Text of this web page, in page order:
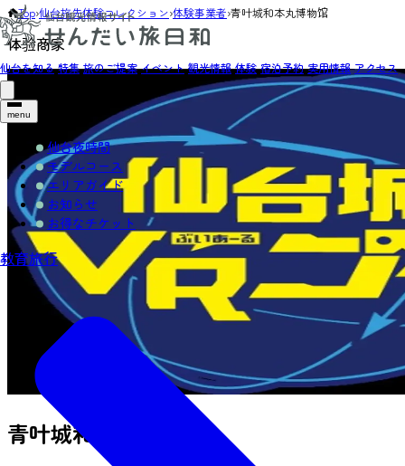
仙台を知る 特集 旅のご提案 イベント 観光情報 体験 宿泊予約 実用情報 アクセス
menu
仙台夜時間
モデルコース
エリアガイド
お知らせ
お得なチケット
教育旅行
Top›仙台旅先体験コレクション›体験事業者›青叶城和本丸博物馆
体验商家
青叶城和本丸博物馆